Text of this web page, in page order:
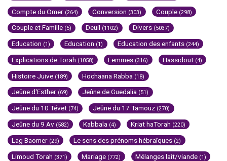
Compte du Omer (264) Conversion (303) Couple (298)
Couple et Famille (5) Deuil (1102) Divers (5037)
Education (1) Education (1) Education des enfants (244)
Explications de Torah (1058) Femmes (316) Hassidout (4)
Histoire Juive (189) Hochaana Rabba (18)
Jeûne d'Esther (69) Jeûne de Guedalia (51)
Jeûne du 10 Tévet (74) Jeûne du 17 Tamouz (270)
Jeûne du 9 Av (582) Kabbala (4) Kriat haTorah (220)
Lag Baomer (29) Le sens des prénoms hébraïques (2)
Limoud Torah (371) Mariage (772) Mélanges lait/viande (1)